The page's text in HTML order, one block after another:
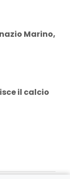
Marino,
il calcio